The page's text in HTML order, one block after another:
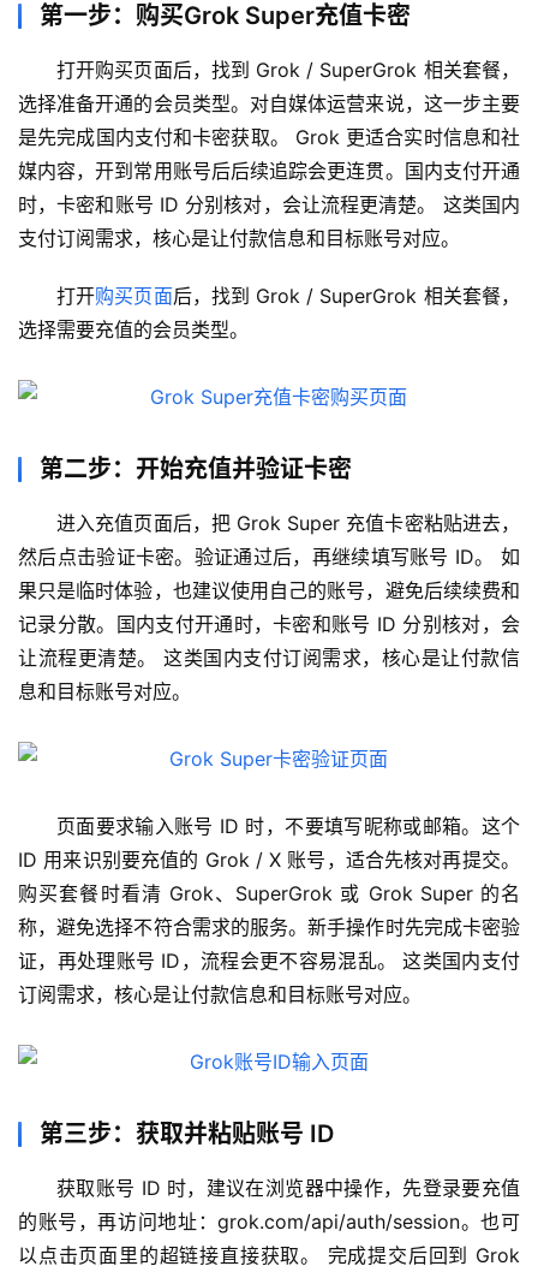
M
a
第一步：购买Grok Super充值卡密
打开购买页面后，找到 Grok / SuperGrok 相关套餐，
选择准备开通的会员类型。对自媒体运营来说，这一步主要
是先完成国内支付和卡密获取。 Grok 更适合实时信息和社
媒内容，开到常用账号后后续追踪会更连贯。国内支付开通
时，卡密和账号 ID 分别核对，会让流程更清楚。 这类国内
支付订阅需求，核心是让付款信息和目标账号对应。
打开购买页面后，找到 Grok / SuperGrok 相关套餐，
选择需要充值的会员类型。
第二步：开始充值并验证卡密
进入充值页面后，把 Grok Super 充值卡密粘贴进去，
然后点击验证卡密。验证通过后，再继续填写账号 ID。 如
果只是临时体验，也建议使用自己的账号，避免后续续费和
记录分散。国内支付开通时，卡密和账号 ID 分别核对，会
让流程更清楚。 这类国内支付订阅需求，核心是让付款信
息和目标账号对应。
页面要求输入账号 ID 时，不要填写昵称或邮箱。这个
ID 用来识别要充值的 Grok / X 账号，适合先核对再提交。
购买套餐时看清 Grok、SuperGrok 或 Grok Super 的名
称，避免选择不符合需求的服务。新手操作时先完成卡密验
证，再处理账号 ID，流程会更不容易混乱。 这类国内支付
订阅需求，核心是让付款信息和目标账号对应。
第三步：获取并粘贴账号 ID
获取账号 ID 时，建议在浏览器中操作，先登录要充值
的账号，再访问地址：grok.com/api/auth/session。也可
以点击页面里的超链接直接获取。 完成提交后回到 Grok